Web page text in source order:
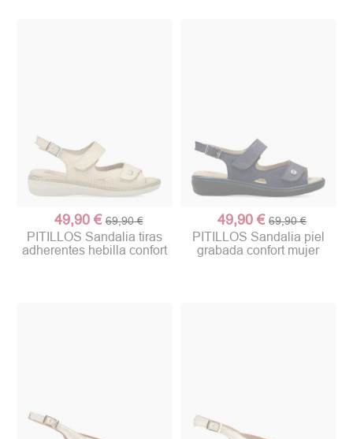
49,90 € 69,90 €
PITILLOS Sandalia tiras
adherentes hebilla confort
49,90 € 69,90 €
PITILLOS Sandalia piel
grabada confort mujer